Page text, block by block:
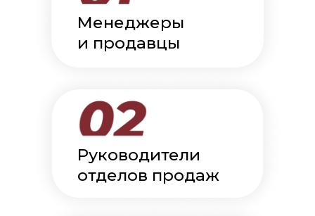
Менеджеры
и продавцы
Руководители
отделов продаж